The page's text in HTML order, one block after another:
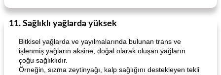
11. Sağlıklı yağlarda yüksek
Bitkisel yağlarda ve yayılmalarında bulunan trans ve
işlenmiş yağların aksine, doğal olarak oluşan yağların
çoğu sağlıklıdır.
Örneğin, sızma zeytinyağı, kalp sağlığını destekleyen tekli